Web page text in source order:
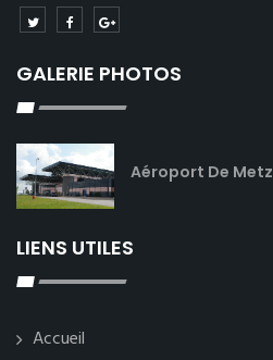
GALERIE PHOTOS
Aéroport De Metz
LIENS UTILES
Accueil